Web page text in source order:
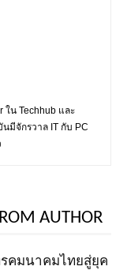
ใน Techhub และ
มีจักรวาล IT กับ PC
AUTHOR
คมนาคมไทยสู่ยุค